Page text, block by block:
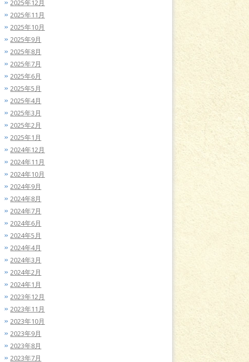
2025年12月
2025年11月
2025年10月
2025年9月
2025年8月
2025年7月
2025年6月
2025年5月
2025年4月
2025年3月
2025年2月
2025年1月
2024年12月
2024年11月
2024年10月
2024年9月
2024年8月
2024年7月
2024年6月
2024年5月
2024年4月
2024年3月
2024年2月
2024年1月
2023年12月
2023年11月
2023年10月
2023年9月
2023年8月
2023年7月